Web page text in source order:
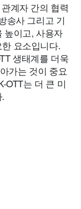
계자 간의 협력
송사 그리고 기
높이고, 사용자
요소입니다.
생태계를 더욱
가는 것이 중요
OTT는 더 큰 미